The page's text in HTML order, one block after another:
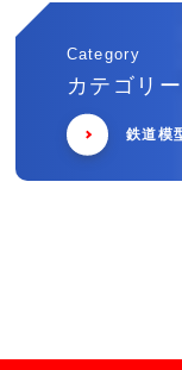
Category
カテゴリー
鉄道模